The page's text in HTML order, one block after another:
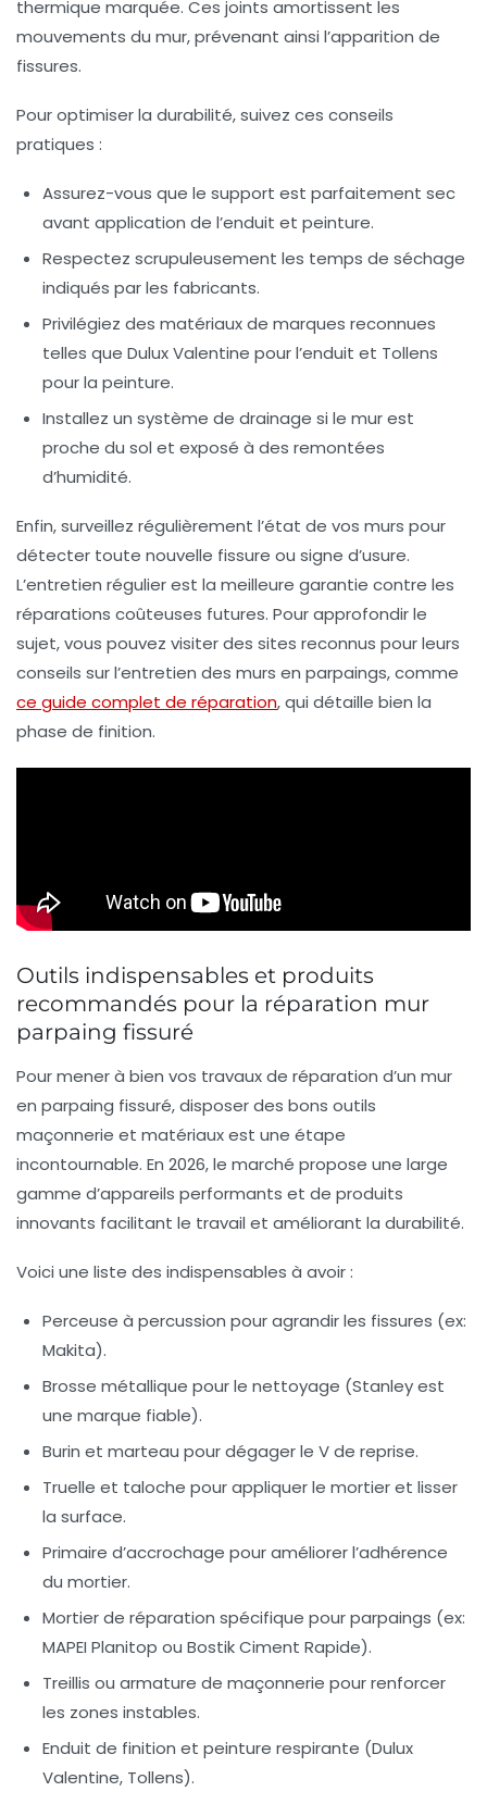
thermique marquée. Ces joints amortissent les
mouvements du mur, prévenant ainsi l’apparition de
fissures.
Pour optimiser la durabilité, suivez ces conseils
pratiques :
Assurez-vous que le support est parfaitement sec
avant application de l’enduit et peinture.
Respectez scrupuleusement les temps de séchage
indiqués par les fabricants.
Privilégiez des matériaux de marques reconnues
telles que Dulux Valentine pour l’enduit et Tollens
pour la peinture.
Installez un système de drainage si le mur est
proche du sol et exposé à des remontées
d’humidité.
Enfin, surveillez régulièrement l’état de vos murs pour
détecter toute nouvelle fissure ou signe d’usure.
L’entretien régulier est la meilleure garantie contre les
réparations coûteuses futures. Pour approfondir le
sujet, vous pouvez visiter des sites reconnus pour leurs
conseils sur l’entretien des murs en parpaings, comme
ce guide complet de réparation, qui détaille bien la
phase de finition.
Outils indispensables et produits
recommandés pour la réparation mur
parpaing fissuré
Pour mener à bien vos travaux de réparation d’un mur
en parpaing fissuré, disposer des bons outils
maçonnerie et matériaux est une étape
incontournable. En 2026, le marché propose une large
gamme d’appareils performants et de produits
innovants facilitant le travail et améliorant la durabilité.
Voici une liste des indispensables à avoir :
Perceuse à percussion pour agrandir les fissures (ex:
Makita).
Brosse métallique pour le nettoyage (Stanley est
une marque fiable).
Burin et marteau pour dégager le V de reprise.
Truelle et taloche pour appliquer le mortier et lisser
la surface.
Primaire d’accrochage pour améliorer l’adhérence
du mortier.
Mortier de réparation spécifique pour parpaings (ex:
MAPEI Planitop ou Bostik Ciment Rapide).
Treillis ou armature de maçonnerie pour renforcer
les zones instables.
Enduit de finition et peinture respirante (Dulux
Valentine, Tollens).